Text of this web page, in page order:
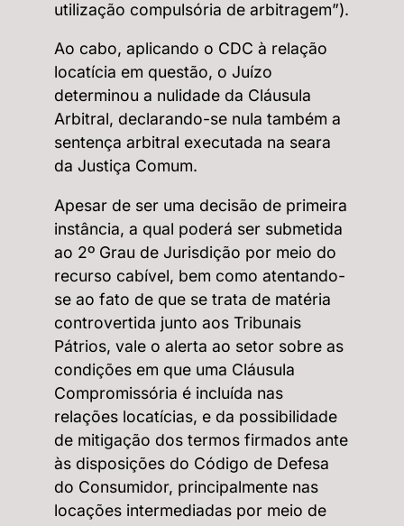
utilização compulsória de arbitragem”).
Ao cabo, aplicando o CDC à relação
locatícia em questão, o Juízo
determinou a nulidade da Cláusula
Arbitral, declarando-se nula também a
sentença arbitral executada na seara
da Justiça Comum.
Apesar de ser uma decisão de primeira
instância, a qual poderá ser submetida
ao 2º Grau de Jurisdição por meio do
recurso cabível, bem como atentando-
se ao fato de que se trata de matéria
controvertida junto aos Tribunais
Pátrios, vale o alerta ao setor sobre as
condições em que uma Cláusula
Compromissória é incluída nas
relações locatícias, e da possibilidade
de mitigação dos termos firmados ante
às disposições do Código de Defesa
do Consumidor, principalmente nas
locações intermediadas por meio de